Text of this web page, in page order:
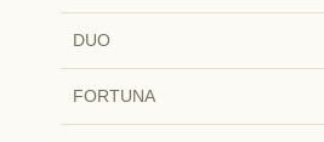
DUO
FORTUNA